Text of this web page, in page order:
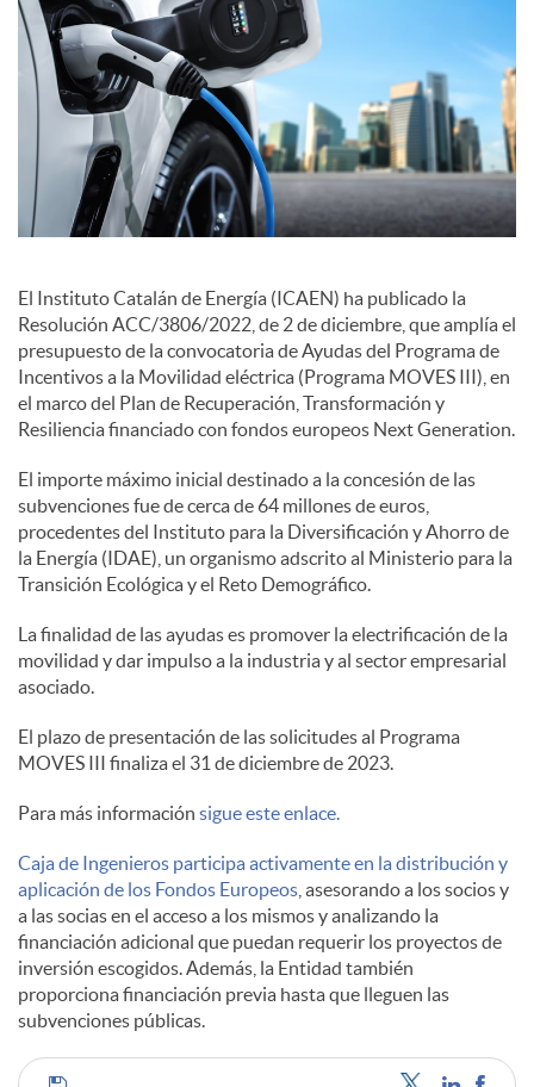
c
o
n
e
n
i
d
o
s
El Instituto Catalán de Energía (ICAEN) ha publicado la
Resolución ACC/3806/2022, de 2 de diciembre, que amplía el
presupuesto de la convocatoria de Ayudas del Programa de
Incentivos a la Movilidad eléctrica (Programa MOVES III), en
el marco del Plan de Recuperación, Transformación y
Resiliencia financiado con fondos europeos Next Generation.
El importe máximo inicial destinado a la concesión de las
subvenciones fue de cerca de 64 millones de euros,
procedentes del Instituto para la Diversificación y Ahorro de
la Energía (IDAE), un organismo adscrito al Ministerio para la
Transición Ecológica y el Reto Demográfico.
La finalidad de las ayudas es promover la electrificación de la
movilidad y dar impulso a la industria y al sector empresarial
asociado.
El plazo de presentación de las solicitudes al Programa
MOVES III finaliza el 31 de diciembre de 2023.
Para más información sigue este enlace.
Caja de Ingenieros participa activamente en la distribución y
aplicación de los Fondos Europeos , asesorando a los socios y
a las socias en el acceso a los mismos y analizando la
financiación adicional que puedan requerir los proyectos de
inversión escogidos. Además, la Entidad también
proporciona financiación previa hasta que lleguen las
subvenciones públicas.